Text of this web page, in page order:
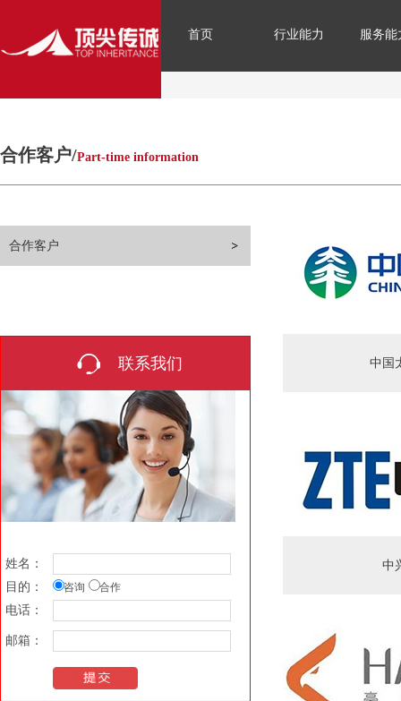
首页 行业能力 服务能
合作客户/Part-time information
合作客户
联系我们
姓名：
目的：
咨询 合作
电话：
邮箱：
中国
中